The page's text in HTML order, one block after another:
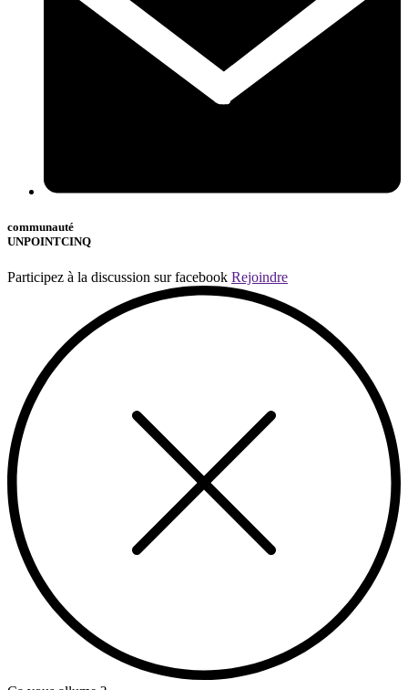
communauté
UNPOINTCINQ
Participez à la discussion sur facebook Rejoindre